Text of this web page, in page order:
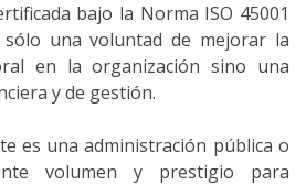
bajo la Norma ISO 45001
una voluntad de mejorar la
en la organización sino una
y de gestión.
es una administración pública o
volumen y prestigio para